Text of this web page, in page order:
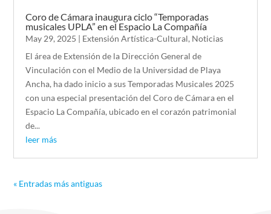
Coro de Cámara inaugura ciclo “Temporadas
musicales UPLA” en el Espacio La Compañía
May 29, 2025 | Extensión Artística-Cultural, Noticias
El área de Extensión de la Dirección General de
Vinculación con el Medio de la Universidad de Playa
Ancha, ha dado inicio a sus Temporadas Musicales 2025
con una especial presentación del Coro de Cámara en el
Espacio La Compañía, ubicado en el corazón patrimonial
de...
leer más
« Entradas más antiguas